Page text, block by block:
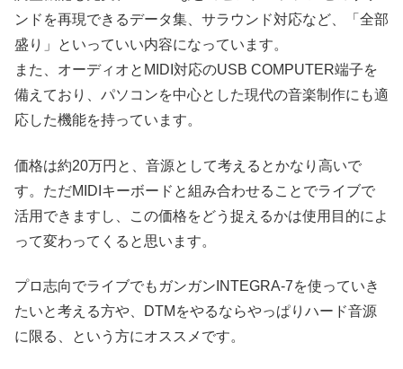
ンドを再現できるデータ集、サラウンド対応など、「全部
盛り」といっていい内容になっています。
また、オーディオとMIDI対応のUSB COMPUTER端子を
備えており、パソコンを中心とした現代の音楽制作にも適
応した機能を持っています。
価格は約20万円と、音源として考えるとかなり高いで
す。ただMIDIキーボードと組み合わせることでライブで
活用できますし、この価格をどう捉えるかは使用目的によ
って変わってくると思います。
プロ志向でライブでもガンガンINTEGRA-7を使っていき
たいと考える方や、DTMをやるならやっぱりハード音源
に限る、という方にオススメです。